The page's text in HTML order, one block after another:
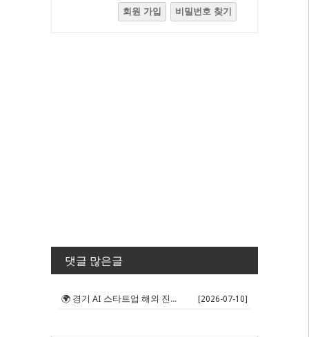
회원 가입 비밀번호 찾기
댓글 많은글
🌍 경기 AI 스타트업 해외 진출 판... [2026-07-10]